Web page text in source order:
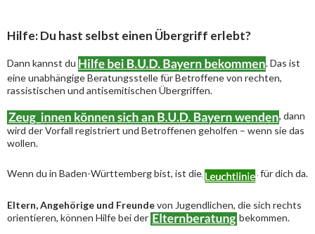
Hilfe: Du hast selbst einen Übergriff erlebt?
Dann kannst du
. Das ist
eine unabhängige Beratungsstelle für Betroffene von rechten,
rassistischen und antisemitischen Übergriffen.
, dann
wird der Vorfall registriert und Betroffenen geholfen – wenn sie das
wollen.
Wenn du in Baden-Württemberg bist, ist die für dich da.
Eltern, Angehörige und Freundevon Jugendlichen, die sich rechts
orientieren, können Hilfe bei der
bekommen.